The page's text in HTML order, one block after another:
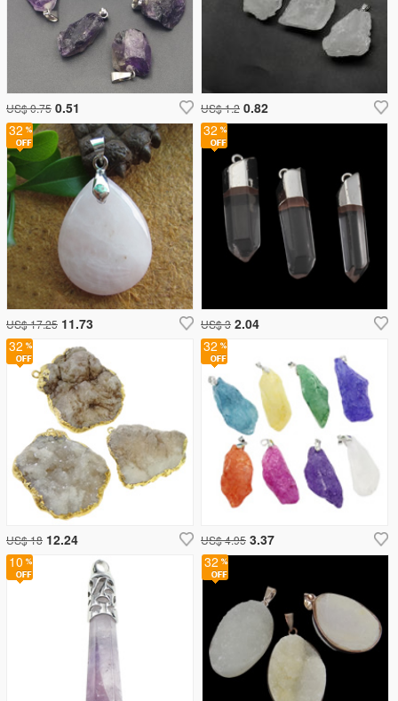
10
32
US$ 3 2.04
32
US$ 18 12.24
US$ 0.75 0.51
32
US$ 4.95 3.37
32
32
US$ 17.25 11.73
US$ 1.2 0.82